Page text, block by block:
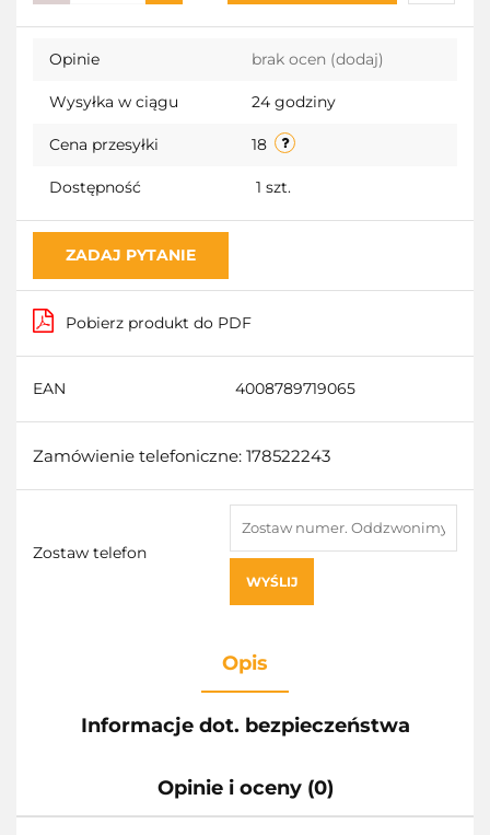
Do
Opinie brak ocen (dodaj)
Wysyłka w ciągu 24 godziny
Cena przesyłki 18
Dostępność 1 szt.
ZADAJ PYTANIE
Pobierz produkt do PDF
EAN 4008789719065
Zamówienie telefoniczne: 178522243
Zostaw telefon
WYŚLIJ
Opis
Informacje dot. bezpieczeństwa
Opinie i oceny (0)